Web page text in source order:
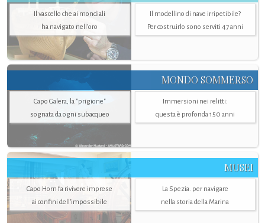
Il vascello che ai mondiali
ha navigato nell’oro
Il modellino di nave irripetibile?
Per costruirlo sono serviti 47 anni
MONDO SOMMERSO
Capo Galera, la "prigione"
sognata da ogni subacqueo
Immersioni nei relitti:
questa è profonda 150 anni
MUSEI
Capo Horn fa rivivere imprese
ai confini dell’impossibile
La Spezia. per navigare
nella storia della Marina